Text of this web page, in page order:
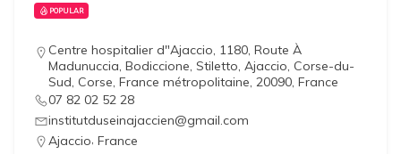
POPULAR
Centre hospitalier d"Ajaccio, 1180, Route À
Madunuccia, Bodiccione, Stiletto, Ajaccio, Corse-du-
Sud, Corse, France métropolitaine, 20090, France
07 82 02 52 28
institutduseinajaccien@gmail.com
Ajaccio, France